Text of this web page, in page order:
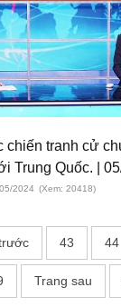
chiến tranh cử
Trung Quốc. |
2024 (Xem: 20418)
43 44
Trang sau